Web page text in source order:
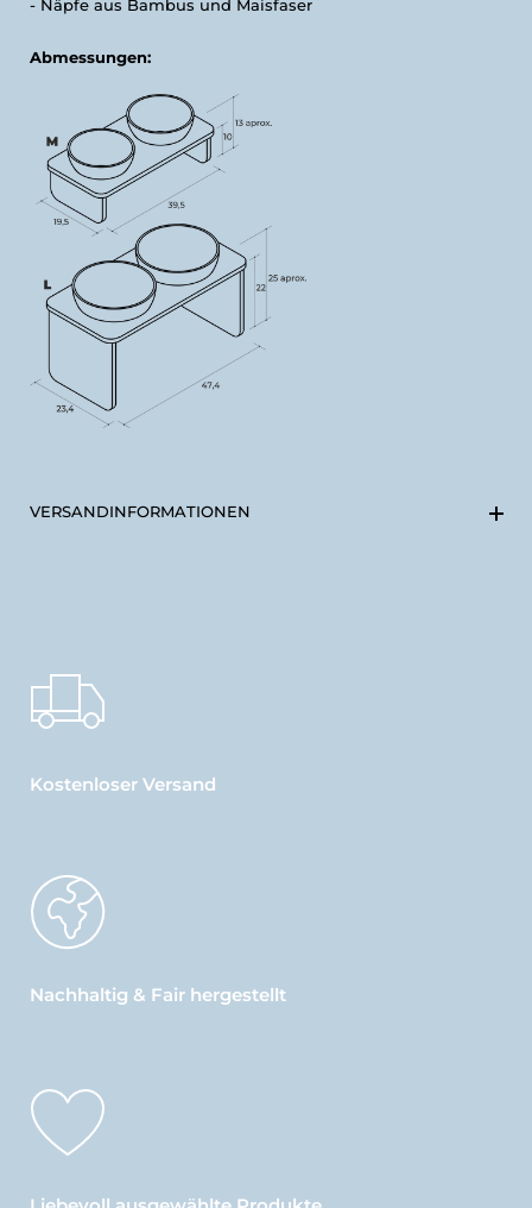
- Näpfe aus Bambus und Maisfaser
Abmessungen:
VERSANDINFORMATIONEN
Kostenloser Versand
Nachhaltig & Fair hergestellt